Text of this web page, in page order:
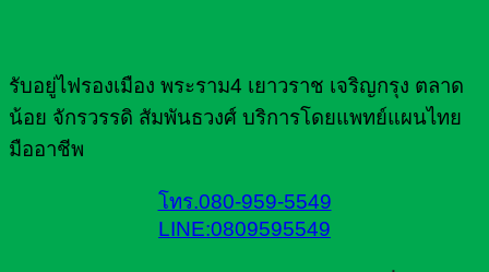
รับอยู่ไฟรองเมือง พระราม4 เยาวราช เจริญกรุง ตลาด
น้อย จักรวรรดิ สัมพันธวงศ์ บริการโดยแพทย์แผนไทย
มืออาชีพ
โทร.080-959-5549
LINE:0809595549